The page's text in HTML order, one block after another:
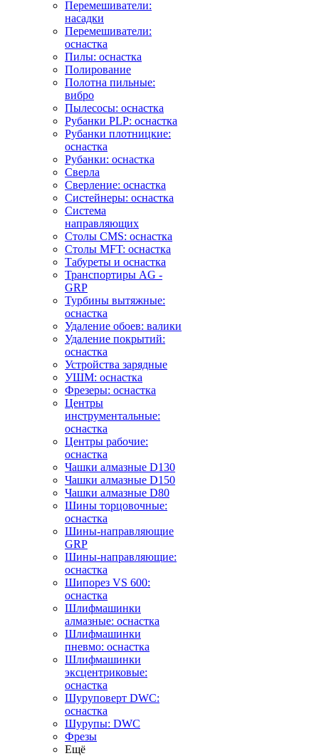
Перемешиватели:
насадки
Перемешиватели:
оснастка
Пилы: оснастка
Полирование
Полотна пильные:
вибро
Пылесосы: оснастка
Рубанки PLP: оснастка
Рубанки плотницкие:
оснастка
Рубанки: оснастка
Сверла
Сверление: оснастка
Систейнеры: оснастка
Система
направляющих
Столы CMS: оснастка
Столы MFT: оснастка
Табуреты и оснастка
Транспортиры AG -
GRP
Турбины вытяжные:
оснастка
Удаление обоев: валики
Удаление покрытий:
оснастка
Устройства зарядные
УШМ: оснастка
Фрезеры: оснастка
Центры
инструментальные:
оснастка
Центры рабочие:
оснастка
Чашки алмазные D130
Чашки алмазные D150
Чашки алмазные D80
Шины торцовочные:
оснастка
Шины-направляющие
GRP
Шины-направляющие:
оснастка
Шипорез VS 600:
оснастка
Шлифмашинки
алмазные: оснастка
Шлифмашинки
пневмо: оснастка
Шлифмашинки
эксцентриковые:
оснастка
Шуруповерт DWC:
оснастка
Шурупы: DWC
Фрезы
Ещё